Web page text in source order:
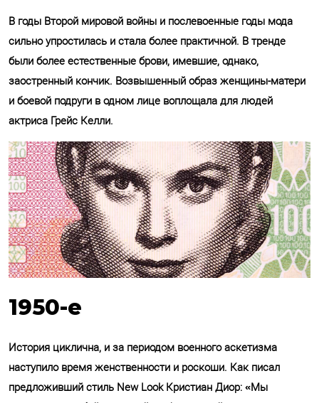
В годы Второй мировой войны и послевоенные годы мода
сильно упростилась и стала более практичной. В тренде
были более естественные брови, имевшие, однако,
заостренный кончик. Возвышенный образ женщины-матери
и боевой подруги в одном лице воплощала для людей
актриса Грейс Келли.
1950-е
История циклична, и за периодом военного аскетизма
наступило время женственности и роскоши. Как писал
предложивший стиль New Look Кристиан Диор: «Мы